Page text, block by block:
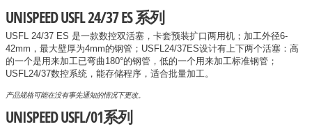
UNISPEED USFL 24/37 ES 系列
USFL 24/37 ES 是一款数控双活塞，卡套预装扩口两用机；加工外径6-
42mm，最大壁厚为4mm的钢管；USFL24/37ES设计有上下两个活塞：高
的一个是用来加工已弯曲180°的钢管，低的一个用来加工标准钢管；
USFL24/37数控系统，能存储程序，适合批量加工。
产品规格可能在没有事先通知的情况下更改。
UNISPEED USFL/01系列